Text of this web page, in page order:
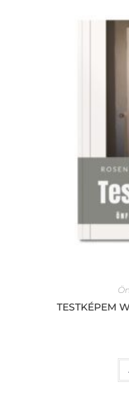
TESTKÉPEM